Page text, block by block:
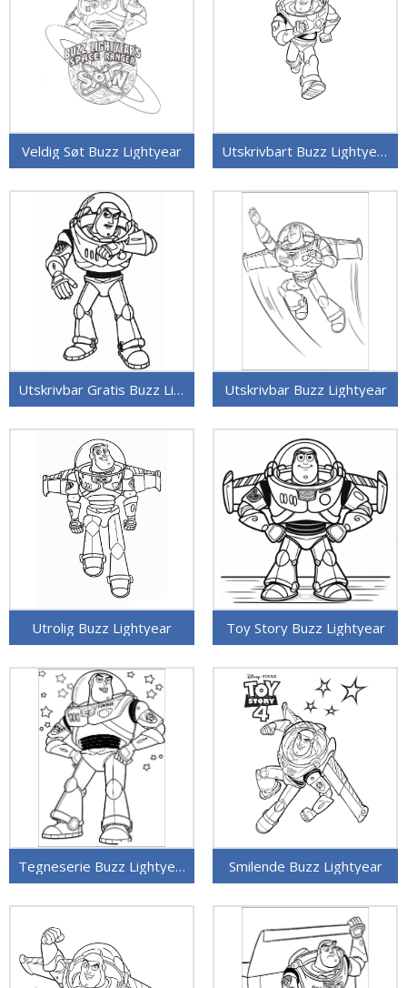
Veldig Søt Buzz Lightyear Utskrivbart Buzz Lightyear Bilde
Utskrivbar Gratis Buzz Lightyear Utskrivbar Buzz Lightyear
Utrolig Buzz Lightyear Toy Story Buzz Lightyear
Tegneserie Buzz Lightyear Smilende Buzz Lightyear